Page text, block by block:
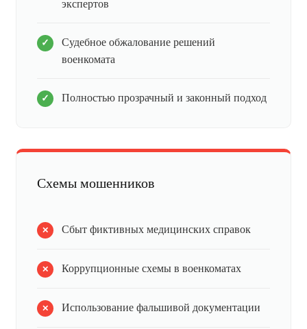
экспертов
Судебное обжалование решений
военкомата
Полностью прозрачный и законный подход
Схемы мошенников
Сбыт фиктивных медицинских справок
Коррупционные схемы в военкоматах
Использование фальшивой документации